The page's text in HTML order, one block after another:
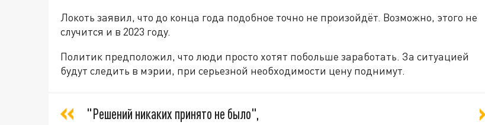
Локоть заявил, что до конца года подобное точно не произойдёт. Возможно, этого не
случится и в 2023 году.
Политик предположил, что люди просто хотят побольше заработать. За ситуацией
будут следить в мэрии, при серьезной необходимости цену поднимут.
"Решений никаких принято не было",